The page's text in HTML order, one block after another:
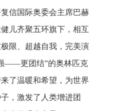
信国际奥委会主席巴赫
儿齐聚五环旗下，相互
限、超越自我，完美演
——更团结”的奥林匹克
了温暖和希望，为世界
，激发了人类增进团